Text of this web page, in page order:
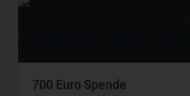
700 Euro Spende